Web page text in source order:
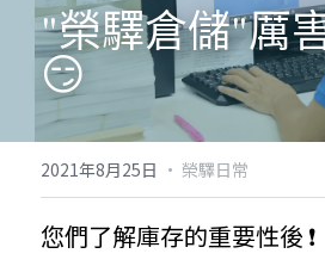
"榮驛倉儲"厲
😏
2021年8月25日 · 榮驛日常
您們了解庫存的重要性後 ❗